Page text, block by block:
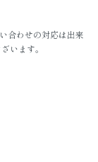
合わせの対応は出来
います。